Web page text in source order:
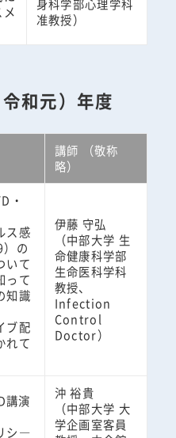
身科学部心理学科
准教授）
和元）年度
講師 （敬称
略）
・
ス感
の
いて
って
知識
ブ配
れて
伊藤 守弘
（中部大学 生
命健康科学部
生命医科学科
教授、
Infection
Control
Doctor）
講演
シ―
沖 裕貴
（中部大学 大
学企画室客員